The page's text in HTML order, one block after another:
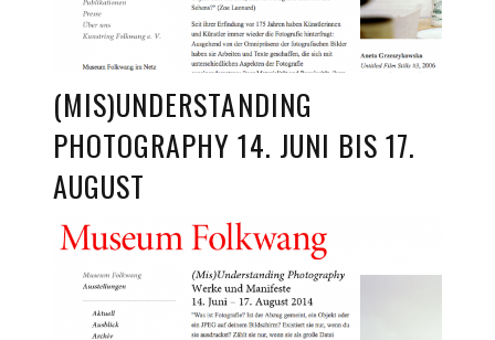
(MIS)UNDERSTANDING
PHOTOGRAPHY 14. JUNI BIS 17.
AUGUST